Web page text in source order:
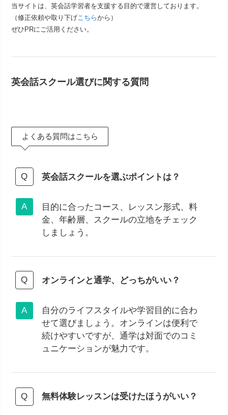
当サイトは、英会話学習者を支援する目的で運営しております。
（修正依頼や取り下げこちらから）
ぜひPRにご活用ください。
英会話スクール選びに関する質問
よくある質問はこちら
英会話スクールを選ぶポイントは？
目的に合ったコース、レッスン形式、料
金、年齢層、スクールの立地をチェック
しましょう。
オンラインと通学、どっちがいい？
自分のライフスタイルや学習目的に合わ
せて選びましょう。オンラインは便利で
続けやすいですが、通学は対面でのコミ
ュニケーションが魅力です。
無料体験レッスンは受けたほうがいい？